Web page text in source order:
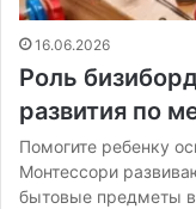
16.06.2026
Роль
развития по
Помогите ребенку
Монтессори
бытовые предметы в